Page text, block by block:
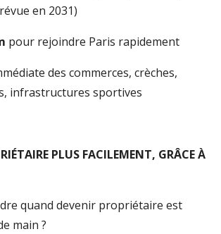
en 2031)
pour rejoindre Paris rapidement
des commerces, crèches,
infrastructures sportives
PLUS FACILEMENT, GRÂCE À
quand devenir propriétaire est
main ?